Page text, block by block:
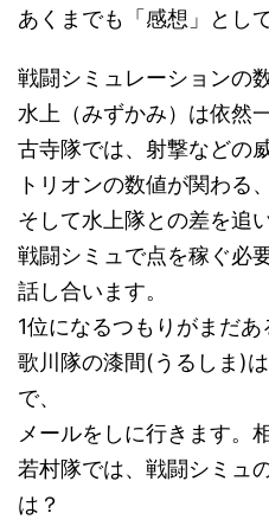
あくまでも「感想」とし
戦闘シミュレーションの
水上（みずかみ）は依然
古寺隊では、射撃などの
トリオンの数値が関わる
そして水上隊との差を追
戦闘シミュで点を稼ぐ必
話し合います。
1位になるつもりがまだあ
歌川隊の漆間(うるしま)
で、
メールをしに行きます。
若村隊では、戦闘シミュ
は？